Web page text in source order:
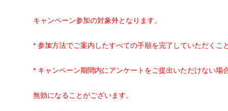
キャンペーン参加の対象外となります。
* 参加方法でご案内したすべての手順を完了していただくこ
* キャンペーン期間内にアンケートをご提出いただけない場
無効になることがございます。